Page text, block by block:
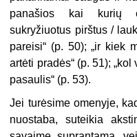
panašios kai kurių
sukryžiuotus pirštus /
pareisi“ (p. 50); „ir kiek
artėti pradės“ (p. 51);
pasaulis“ (p. 53).
Jei turėsime omenyje,
nuostaba, suteikia